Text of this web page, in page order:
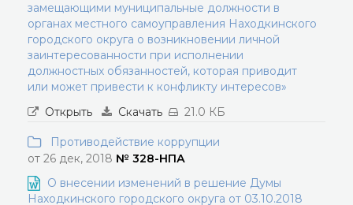
замещающими муниципальные должности в
органах местного самоуправления Находкинского
городского округа о возникновении личной
заинтересованности при исполнении
должностных обязанностей, которая приводит
или может привести к конфликту интересов»
Открыть
Скачать 21.0 КБ
Противодействие коррупции
от 26 дек, 2018 № 328-НПА
О внесении изменений в решение Думы
Находкинского городского округа от 03.10.2018